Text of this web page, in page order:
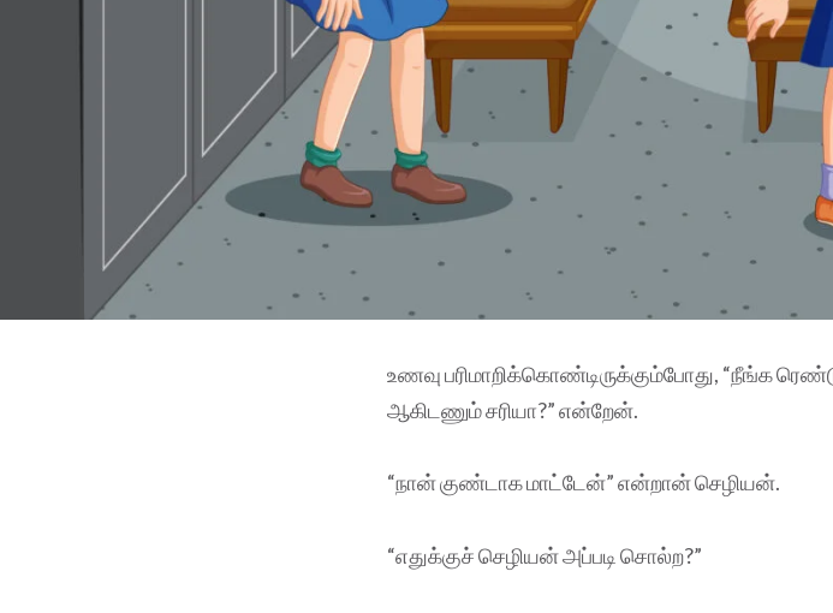
உணவு பரிமாறிக்கொண்டிருக்கும்போது, “நீங்க
ஆகிடணும் சரியா?” என்றேன்.
“நான் குண்டாக மாட்டேன்” என்றான் செழியன்.
“எதுக்குச் செழியன் அப்படி சொல்ற?”